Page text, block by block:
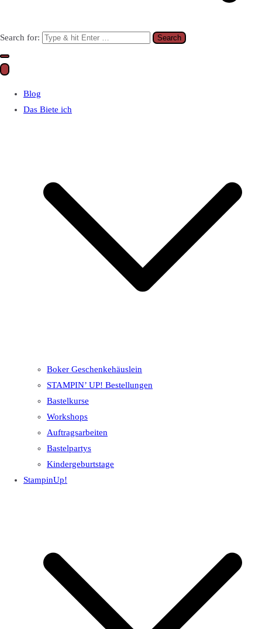
Search for:
Blog
Das Biete ich
Boker Geschenkehäuslein
STAMPIN’ UP! Bestellungen
Bastelkurse
Workshops
Auftragsarbeiten
Bastelpartys
Kindergeburtstage
StampinUp!